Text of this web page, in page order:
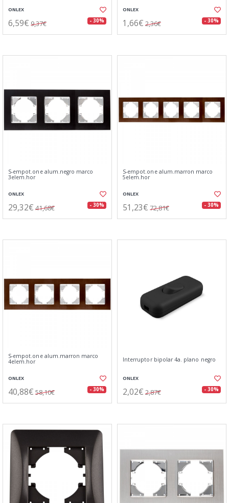
ONLEX
6,59€ 9,37€ - 30%
ONLEX
1,66€ 2,36€ - 30%
S-empot.one alum.negro marco
3elem.hor
ONLEX
29,32€ 41,68€ - 30%
S-empot.one alum.marron marco
5elem.hor
ONLEX
51,23€ 72,81€ - 30%
S-empot.one alum.marron marco
4elem.hor
ONLEX
40,88€ 58,10€ - 30%
Interruptor bipolar 4a. plano negro
ONLEX
2,02€ 2,87€ - 30%